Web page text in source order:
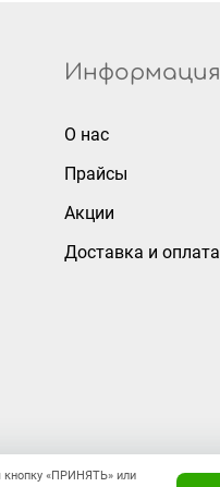
Информация
О нас
Прайсы
Акции
Доставка и оплата
«ПРИНЯТЬ» или